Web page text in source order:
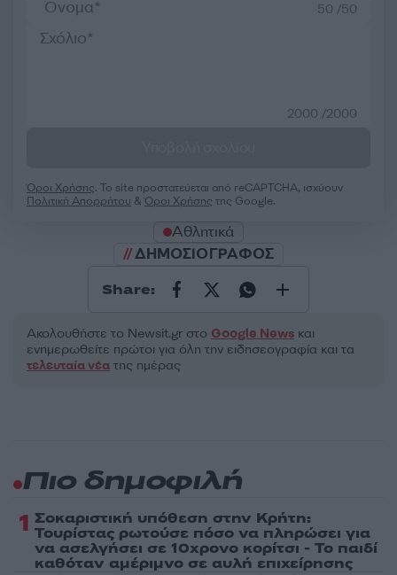
50 /50
2000 /2000
Όροι Χρήσης. Το site προστατεύεται από reCAPTCHA, ισχύουν
Πολιτική Απορρήτου &Όροι Χρήσης της Google.
Αθλητικά
ΔΗΜΟΣΙΟΓΡΑΦΟΣ
Share:
Ακολουθήστε το Νewsit.gr στο Google News και
ενημερωθείτε πρώτοι για όλη την ειδησεογραφία και τα
τελευταία νέα της ημέρας
Πιο δημοφιλή
1 Σοκαριστική υπόθεση στην Κρήτη:
Τουρίστας ρωτούσε πόσο να πληρώσει για
να ασελγήσει σε 10χρονο κορίτσι - Το παιδί
καθόταν αμέριμνο σε αυλή επιχείρησης